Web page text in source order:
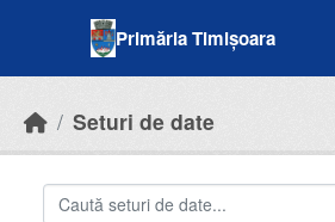
Primăria Timișoara
Seturi de date